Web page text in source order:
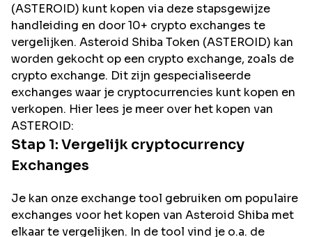
(ASTEROID) kunt kopen via deze stapsgewijze
handleiding en door 10+ crypto exchanges te
vergelijken. Asteroid Shiba Token (ASTEROID) kan
worden gekocht op een crypto exchange, zoals de
crypto exchange. Dit zijn gespecialiseerde
exchanges waar je cryptocurrencies kunt kopen en
verkopen. Hier lees je meer over het kopen van
ASTEROID:
Stap 1: Vergelijk cryptocurrency
Exchanges
Je kan onze exchange tool gebruiken om populaire
exchanges voor het kopen van Asteroid Shiba met
elkaar te vergelijken. In de tool vind je o.a. de